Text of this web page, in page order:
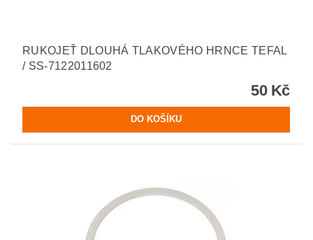
RUKOJEŤ DLOUHÁ TLAKOVÉHO HRNCE TEFAL
/ SS-7122011602
50 Kč